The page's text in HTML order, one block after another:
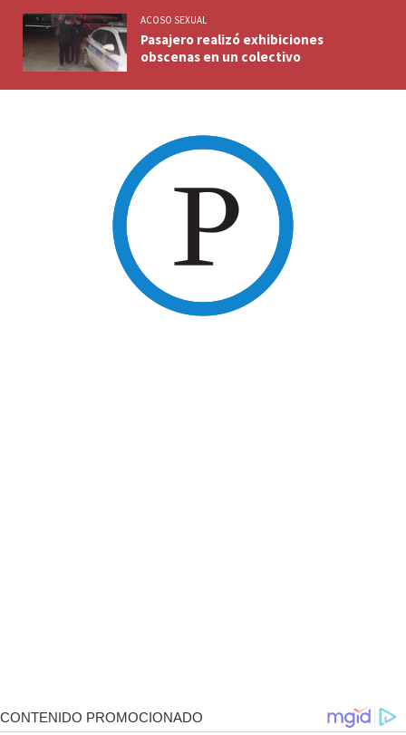
ACOSO SEXUAL
Pasajero realizó exhibiciones
obscenas en un colectivo